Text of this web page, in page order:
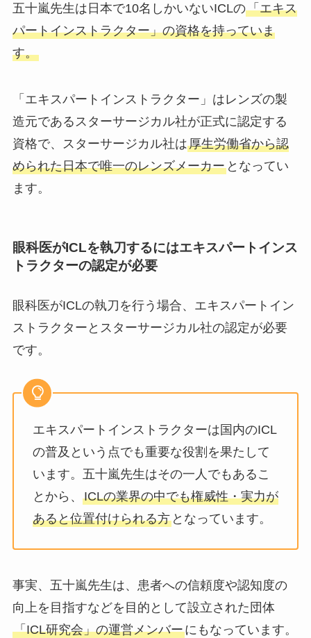
五十嵐先生は日本で10名しかいないICLの「エキス
パートインストラクター」の資格を持っていま
す。
「エキスパートインストラクター」はレンズの製
造元であるスターサージカル社が正式に認定する
資格で、スターサージカル社は厚生労働省から認
められた日本で唯一のレンズメーカーとなってい
ます。
眼科医がICLを執刀するにはエキスパートインス
トラクターの認定が必要
眼科医がICLの執刀を行う場合、エキスパートイン
ストラクターとスターサージカル社の認定が必要
です。
エキスパートインストラクターは国内のICL
の普及という点でも重要な役割を果たして
います。五十嵐先生はその一人でもあるこ
とから、 ICLの業界の中でも権威性・実力が
あると位置付けられる方となっています。
事実、 五十嵐先生は、患者への信頼度や認知度の
向上を目指すなどを目的として設立された団体
「ICL研究会」の運営メンバーにもなっています。